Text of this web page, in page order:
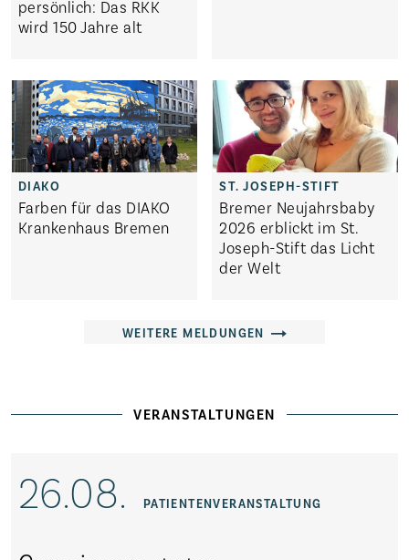
persönlich: Das RKK
wird 150 Jahre alt
Farben für das DIAKO
Krankenhaus Bremen
Bremer Neujahrsbaby
2026 erblickt im St.
Joseph-Stift das Licht
der Welt
WEITERE MELDUNGEN
VERANSTALTUNGEN
26.08. PATIENTENVERANSTALTUNG